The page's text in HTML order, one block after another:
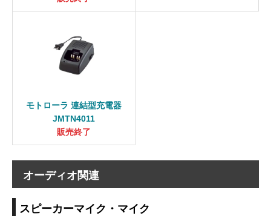
モトローラ 連結型充電器
JMTN4011
販売終了
オーディオ関連
スピーカーマイク・マイク